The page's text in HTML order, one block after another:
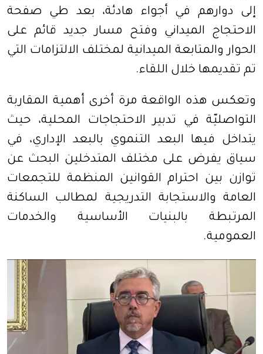
إلى دوارهم في أجواء هادئة، بعد طي صفحة
الاحتجاج الميداني وفتح مسار جديد قائم على
الحوار والمتابعة الميدانية لمختلف الالتزامات التي
تم تقديمها خلال اللقاء.
وتعكس هذه الواقعة مرة أخرى أهمية المقاربة
التواصليّة في تدبير الاحتجاجات المحلية، حيث
يتداخل فيها البعد التنموي بالبعد الإداري، في
سياق يفرض على مختلف المتدخلين البحث عن
توازن بين احترام القوانين المنظمة للتجمعات
العامة والاستجابة التدريجية لمطالب الساكنة
المرتبطة بالبنيات الأساسية والخدمات
العمومية.